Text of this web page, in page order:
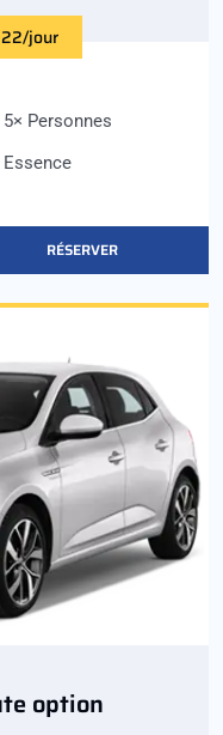
jour
5× Personnes
Essence
RÉSERVER
option